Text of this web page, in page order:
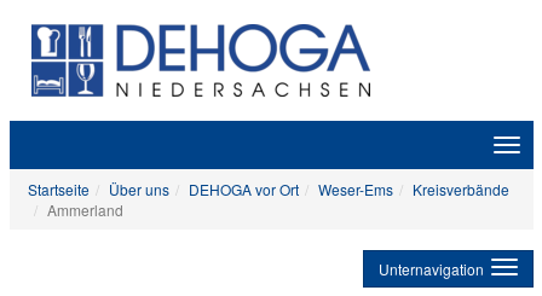
Startseite
Über uns DEHOGA vor Ort Weser-Ems
Kreisverbände
Ammerland
Unternavigation